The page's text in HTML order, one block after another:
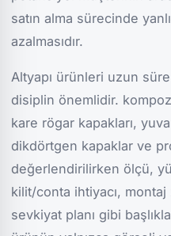
satın alma sürecinde
azalmasıdır.
Altyapı ürünleri uzun
disiplin önemlidir.
kare rögar kapakları,
dikdörtgen kapaklar ve
değerlendirilirken ölçü,
kilit/conta ihtiyacı,
sevkiyat planı gibi